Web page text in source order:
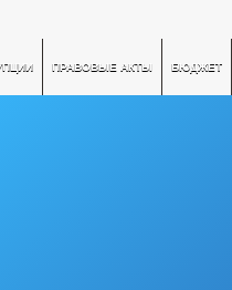
ПРАВОВЫЕ АКТЫ БЮДЖЕТ